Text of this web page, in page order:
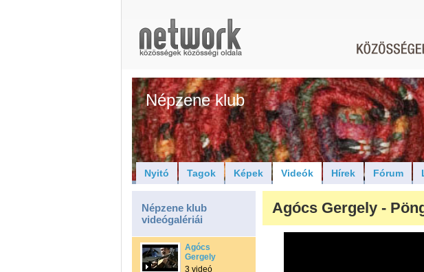
Népzene klub
Nyitó Tagok Képek Videók Hírek Fórum
Népzene klub
videógalériái
Agócs
Gergely
3 videó
Agócs Gergely -